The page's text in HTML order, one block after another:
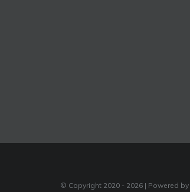
© Copyright 2020 - 2026 | Powered by